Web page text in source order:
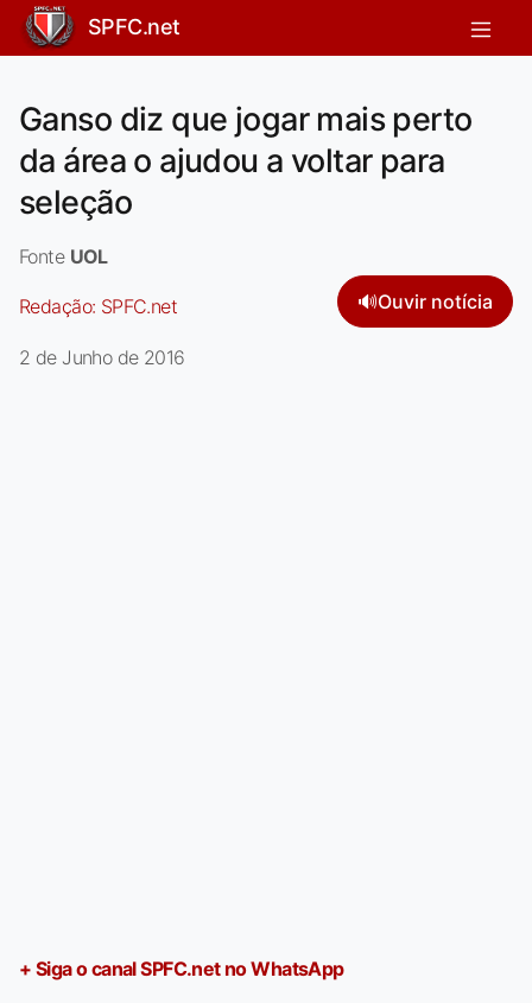
SPFC.net
Ganso diz que jogar mais perto
da área o ajudou a voltar para
seleção
Fonte UOL
Redação: SPFC.net 🔊Ouvir notícia
2 de Junho de 2016
+ Siga o canal SPFC.net no WhatsApp